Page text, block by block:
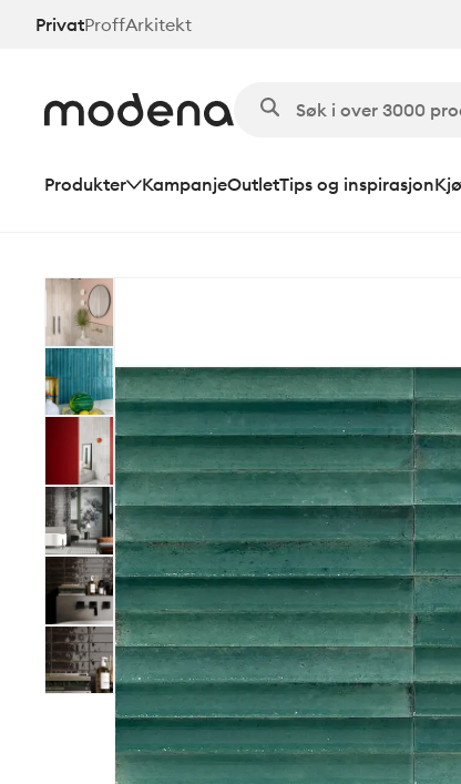
HoppPrivatProffArkitekt
Produkter KampanjeOutletTips og inspirasjon